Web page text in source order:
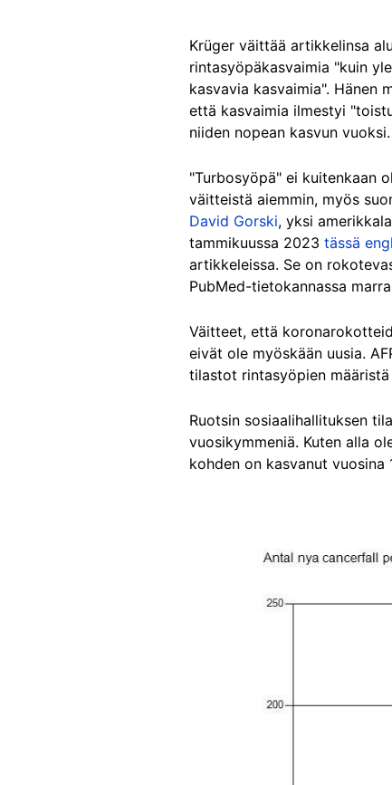
Krüger väittää artikkelinsa
rintasyöpäkasvaimia "kuin
kasvavia kasvaimia". Hänen
että kasvaimia ilmestyi
niiden nopean kasvun vuoksi.
"Turbosyöpä" ei kuitenkaan
väitteistä aiemmin, myös
David Gorski, yksi
tammikuussa 2023 tässä
artikkeleissa. Se on
PubMed-tietokannassa
Väitteet, että
eivät ole myöskään uusia.
tilastot rintasyöpien
Ruotsin sosiaalihallituksen
vuosikymmeniä. Kuten alla
kohden on kasvanut vuosina